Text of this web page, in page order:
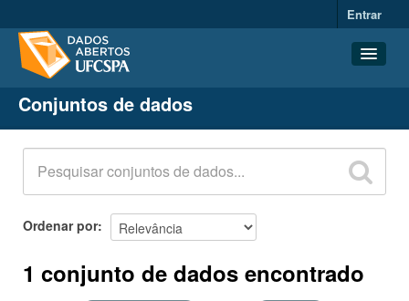
Entrar
Conjuntos de dados
Organizações
Grupos
Sobre
Conjuntos de dados
Ordenar por
1 conjunto de dados encontrado